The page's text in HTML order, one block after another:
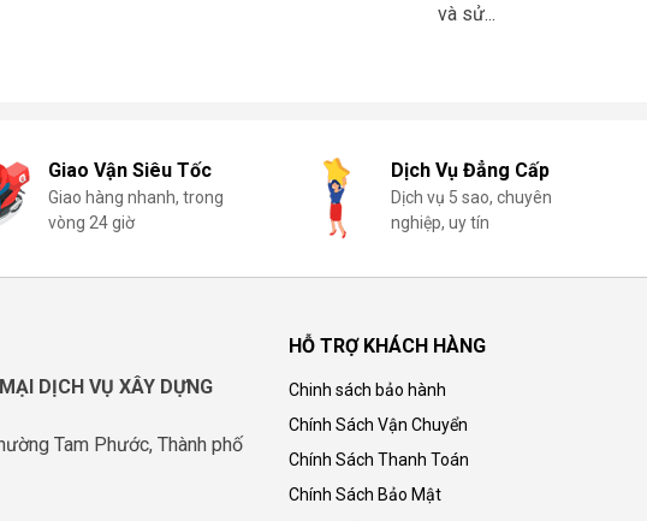
và sử...
Giao Vận Siêu Tốc
Giao hàng nhanh, trong
vòng 24 giờ
Dịch Vụ Đẳng Cấp
Dịch vụ 5 sao, chuyên
nghiệp, uy tín
DỊCH VỤ XÂY DỰNG
Tam Phước, Thành phố
HỖ TRỢ KHÁCH HÀNG
Chinh sách bảo hành
Chính Sách Vận Chuyển
Chính Sách Thanh Toán
Chính Sách Bảo Mật